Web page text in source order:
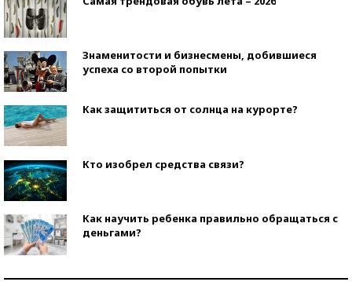
Знаменитости и бизнесмены, добившиеся
успеха со второй попытки
Как защититься от солнца на курорте?
Кто изобрел средства связи?
Как научить ребенка правильно обращаться с
деньгами?